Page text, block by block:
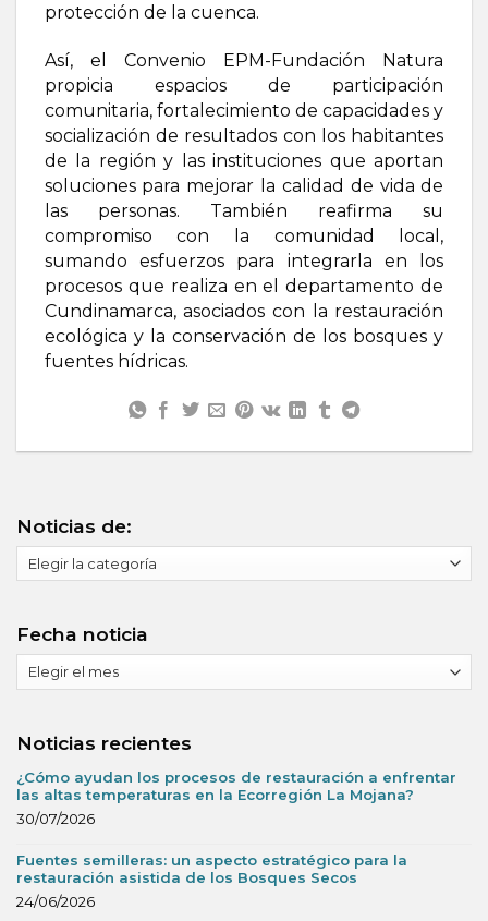
protección de la cuenca.
Así, el Convenio EPM-Fundación Natura
propicia espacios de participación
comunitaria, fortalecimiento de capacidades y
socialización de resultados con los habitantes
de la región y las instituciones que aportan
soluciones para mejorar la calidad de vida de
las personas. También reafirma su
compromiso con la comunidad local,
sumando esfuerzos para integrarla en los
procesos que realiza en el departamento de
Cundinamarca, asociados con la restauración
ecológica y la conservación de los bosques y
fuentes hídricas.
Noticias de:
de:
Fecha noticia
noticia
Noticias recientes
¿Cómo ayudan los procesos de restauración a enfrentar
las altas temperaturas en la Ecorregión La Mojana?
30/07/2026
Fuentes semilleras: un aspecto estratégico para la
restauración asistida de los Bosques Secos
24/06/2026